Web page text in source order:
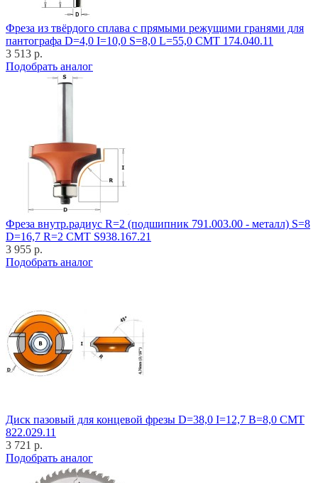
Фреза из твёрдого сплава с прямыми режущими гранями для
пантографа D=4,0 I=10,0 S=8,0 L=55,0 CMT 174.040.11
3 513 р.
Подобрать аналог
Фреза внутр.радиус R=2 (подшипник 791.003.00 - металл) S=8
D=16,7 R=2 CMT S938.167.21
3 955 р.
Подобрать аналог
Диск пазовый для концевой фрезы D=38,0 I=12,7 B=8,0 CMT
822.029.11
3 721 р.
Подобрать аналог